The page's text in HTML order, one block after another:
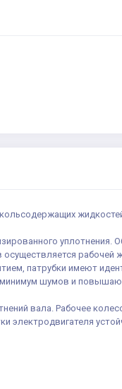
уплотнения.
осуществляется рабочей
патрубки имеют
шумов и
вала. Рабочее
электродвигателя